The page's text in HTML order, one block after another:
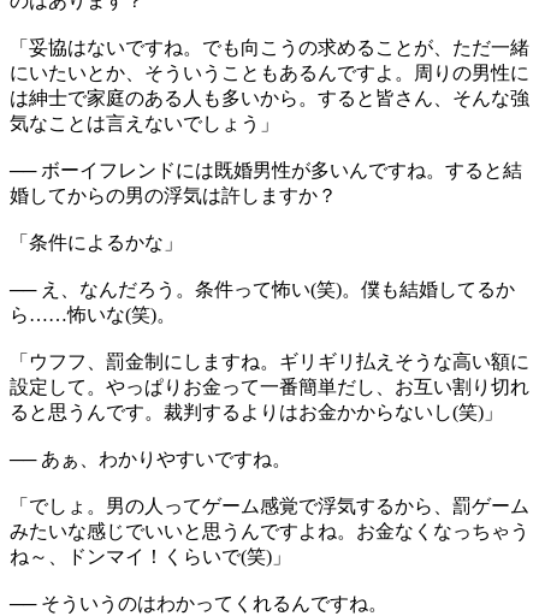
「妥協はないですね。でも向こうの求めることが、ただ一緒
にいたいとか、そういうこともあるんですよ。周りの男性に
は紳士で家庭のある人も多いから。すると皆さん、そんな強
気なことは言えないでしょう」
── ボーイフレンドには既婚男性が多いんですね。すると結
婚してからの男の浮気は許しますか？
「条件によるかな」
── え、なんだろう。条件って怖い(笑)。僕も結婚してるか
ら……怖いな(笑)。
「ウフフ、罰金制にしますね。ギリギリ払えそうな高い額に
設定して。やっぱりお金って一番簡単だし、お互い割り切れ
ると思うんです。裁判するよりはお金かからないし(笑)」
── あぁ、わかりやすいですね。
「でしょ。男の人ってゲーム感覚で浮気するから、罰ゲーム
みたいな感じでいいと思うんですよね。お金なくなっちゃう
ね～、ドンマイ！くらいで(笑)」
── そういうのはわかってくれるんですね。